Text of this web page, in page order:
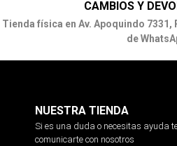
CAMBIOS Y
Tienda física en Av. Apoquindo 7331,
de
NUESTRA TIENDA
Si es una duda o necesitas ayuda
comunicarte con nosotros